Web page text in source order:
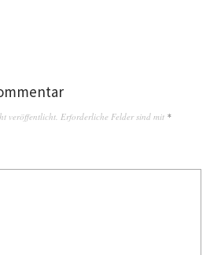
veröffentlicht. Erforderliche Felder sind mit *